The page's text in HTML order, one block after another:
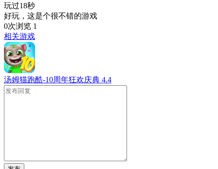
玩过18秒
好玩，这是个很不错的游戏
0次浏览 1
相关游戏
汤姆猫跑酷-10周年狂欢庆典 4.4